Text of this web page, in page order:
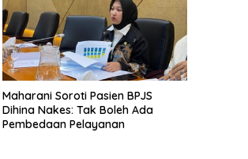
Maharani Soroti Pasien BPJS
Dihina Nakes: Tak Boleh Ada
Pembedaan Pelayanan